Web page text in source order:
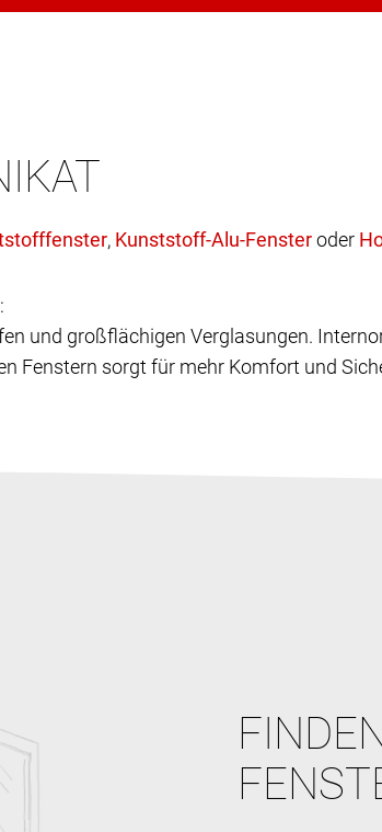
, oder
und großflächigen Verglasungen.
Fenstern sorgt für mehr Komfort und